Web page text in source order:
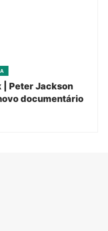
| Peter Jackson
documentário